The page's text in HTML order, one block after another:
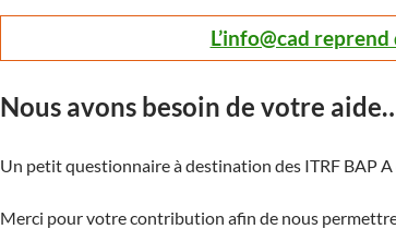
L’info@cad
Nous avons besoin de votre
Un petit questionnaire à destination des ITRF BAP
Merci pour votre contribution afin de nous